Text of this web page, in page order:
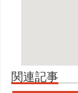
関連記事